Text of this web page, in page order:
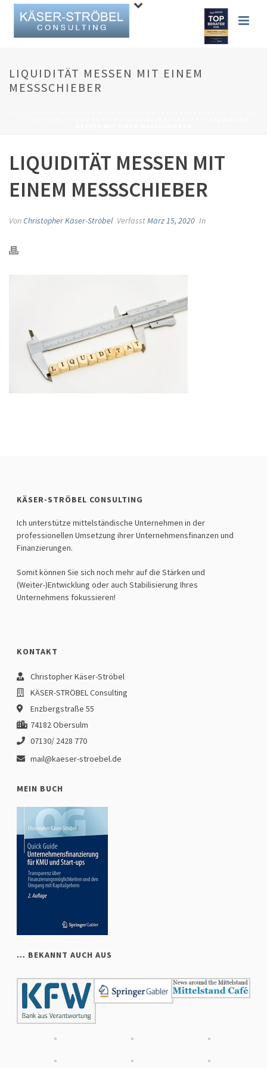
LIQUIDITÄT MESSEN MIT EINEM
MESSSCHIEBER
LIQUIDITÄT MESSEN MIT
EINEM MESSSCHIEBER
VonChristopher Käser-Ströbel VerfasstMärz 15, 2020 In
KÄSER-STRÖBEL CONSULTING
Ich unterstütze mittelständische Unternehmen in der
professionellen Umsetzung ihrer Unternehmensfinanzen und
Finanzierungen.
Somit können Sie sich noch mehr auf die Stärken und
(Weiter-)Entwicklung oder auch Stabilisierung Ihres
Unternehmens fokussieren!
KONTAKT
Christopher Käser-Ströbel
KÄSER-STRÖBEL Consulting
Enzbergstraße 55
74182 Obersulm
07130/ 2428 770
mail@kaeser-stroebel.de
MEIN BUCH
… BEKANNT AUCH AUS